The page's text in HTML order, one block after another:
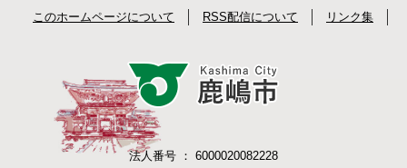
このホームページについて RSS配信について リンク集
法人番号 ： 6000020082228